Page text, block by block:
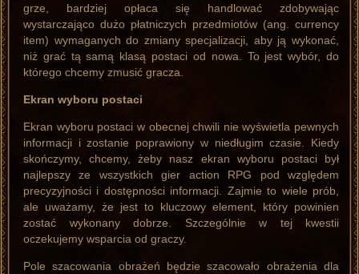
grze, bardziej opłaca się handlować zdobywając
wystarczająco dużo płatniczych przedmiotów (ang. currency
item) wymaganych do zmiany specjalizacji, aby ją wykonać,
niż grać tą samą klasą postaci od nowa. To jest wybór, do
którego chcemy zmusić gracza.
Ekran wyboru postaci
Ekran wyboru postaci w obecnej chwili nie wyświetla pewnych
informacji i zostanie poprawiony w niedługim czasie. Kiedy
skończymy, chcemy, żeby nasz ekran wyboru postaci był
najlepszy ze wszystkich gier action RPG pod względem
precyzyjności i dostępności informacji. Zajmie to wiele prób,
ale uważamy, że jest to kluczowy element, który powinien
zostać wykonany dobrze. Szczególnie w tej kwestii
oczekujemy wsparcia od graczy.
Pole szacowania obrażeń będzie szacowało obrażenia dla